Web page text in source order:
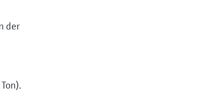
der